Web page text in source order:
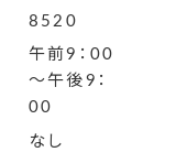
8520
午前9：00
～午後9：
00
なし